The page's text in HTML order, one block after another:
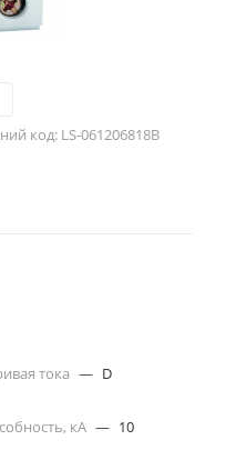
код: LS-061206818B
тока — D
кА — 10